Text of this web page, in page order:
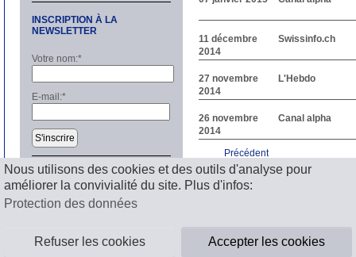
Nous utilisons des cookies et des outils d'analyse pour
améliorer la convivialité du site. Plus d'infos:
Protection des données
Refuser les cookies Accepter les cookies
INSCRIPTION À LA
NEWSLETTER
Votre nom:*
E-mail:*
S'inscrire
11 décembre
2014
Swissinfo.ch
27 novembre
2014
L'Hebdo
26 novembre
2014
Canal alpha
Précédent
1
2 3 4 5 6 7
Suivant